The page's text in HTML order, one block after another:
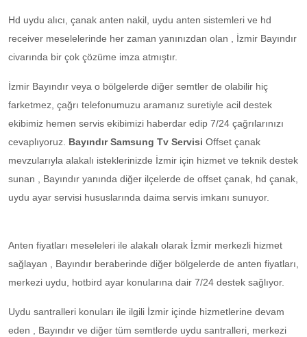
Hd uydu alıcı, çanak anten nakil, uydu anten sistemleri ve hd
receiver meselelerinde her zaman yanınızdan olan , İzmir Bayındır
civarında bir çok çözüme imza atmıştır.
İzmir Bayındır veya o bölgelerde diğer semtler de olabilir hiç
farketmez, çağrı telefonumuzu aramanız suretiyle acil destek
ekibimiz hemen servis ekibimizi haberdar edip 7/24 çağrılarınızı
cevaplıyoruz. Bayındır Samsung Tv Servisi Offset çanak
mevzularıyla alakalı isteklerinizde İzmir için hizmet ve teknik destek
sunan , Bayındır yanında diğer ilçelerde de offset çanak, hd çanak,
uydu ayar servisi hususlarında daima servis imkanı sunuyor.
Anten fiyatları meseleleri ile alakalı olarak İzmir merkezli hizmet
sağlayan , Bayındır beraberinde diğer bölgelerde de anten fiyatları,
merkezi uydu, hotbird ayar konularına dair 7/24 destek sağlıyor.
Uydu santralleri konuları ile ilgili İzmir içinde hizmetlerine devam
eden , Bayındır ve diğer tüm semtlerde uydu santralleri, merkezi